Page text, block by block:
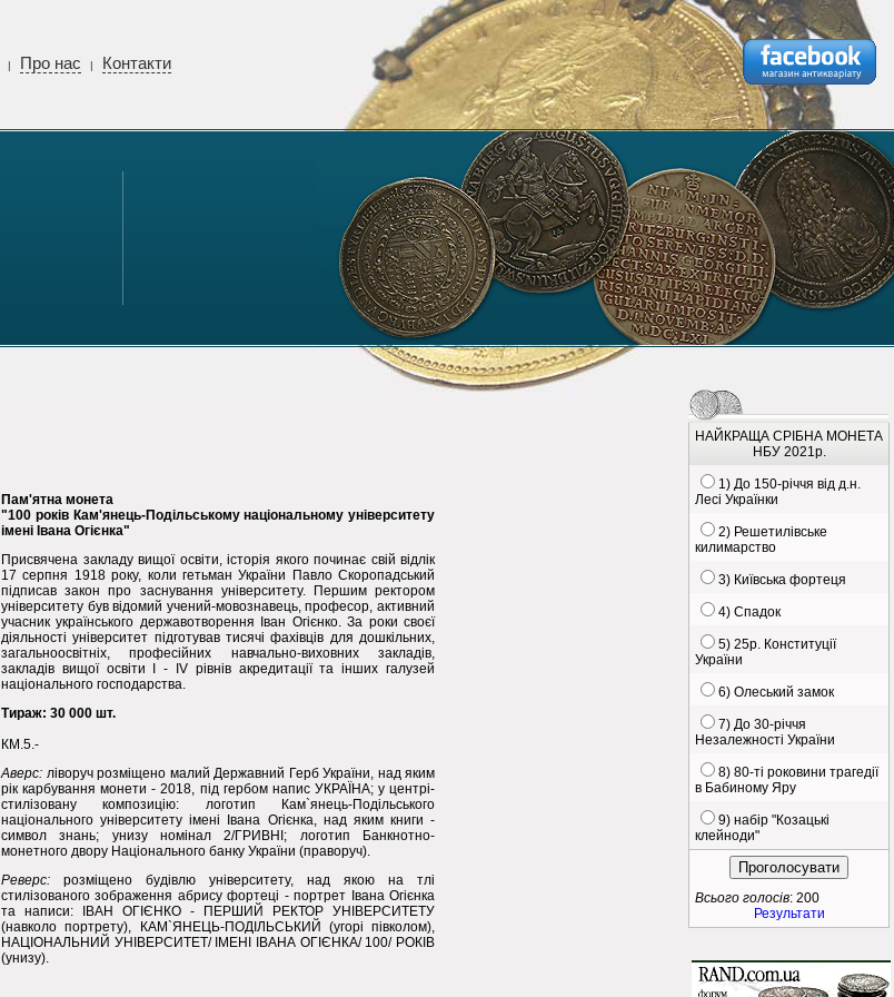
| Про нас | Контакти
Пам'ятна монета
"100 років Кам'янець-Подільському національному університету
імені Івана Огієнка"
Присвячена закладу вищої освіти, історія якого починає свій відлік
17 серпня 1918 року, коли гетьман України Павло Скоропадський
підписав закон про заснування університету. Першим ректором
університету був відомий учений-мовознавець, професор, активний
учасник українського державотворення Іван Огієнко. За роки своєї
діяльності університет підготував тисячі фахівців для дошкільних,
загальноосвітніх, професійних навчально-виховних закладів,
закладів вищої освіти І - IV рівнів акредитації та інших галузей
національного господарства.
Тираж: 30 000 шт.
КМ.5.-
Аверс: ліворуч розміщено малий Державний Герб України, над яким
рік карбування монети - 2018, під гербом напис УКРАЇНА; у центрі-
стилізовану композицію: логотип Кам`янець-Подільського
національного університету імені Івана Огієнка, над яким книги -
символ знань; унизу номінал 2/ГРИВНІ; логотип Банкнотно-
монетного двору Національного банку України (праворуч).
Реверс: розміщено будівлю університету, над якою на тлі
стилізованого зображення абрису фортеці - портрет Івана Огієнка
та написи: ІВАН ОГІЄНКО - ПЕРШИЙ РЕКТОР УНІВЕРСИТЕТУ
(навколо портрету), КАМ`ЯНЕЦЬ-ПОДІЛЬСЬКИЙ (угорі півколом),
НАЦІОНАЛЬНИЙ УНІВЕРСИТЕТ/ ІМЕНІ ІВАНА ОГІЄНКА/ 100/ РОКІВ
(унизу).
НАЙКРАЩА СРІБНА МОНЕТА
НБУ 2021р.
1) До 150-річчя від д.н.
Лесі Українки
2) Решетилівське
килимарство
3) Київська фортеця
4) Спадок
5) 25р. Конституції
України
6) Олеський замок
7) До 30-річчя
Незалежності України
8) 80-ті роковини трагедії
в Бабиному Яру
9) набір "Козацькі
клейноди"
Всього голосів: 200
Результати